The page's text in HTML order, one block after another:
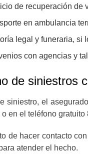
de recuperación de
en ambulancia
legal y funeraria, si
con agencias y
de siniestros
siniestro, el
en el teléfono gratuito
de hacer contacto con
atender el hecho.